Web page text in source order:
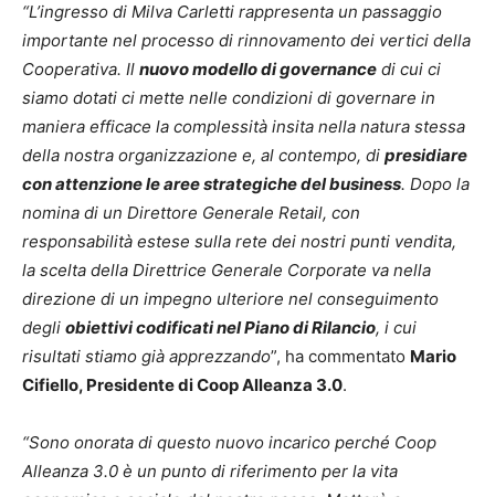
“L’ingresso di Milva Carletti rappresenta un passaggio
importante nel processo di rinnovamento dei vertici della
Cooperativa. Il nuovo modello di governance di cui ci
siamo dotati ci mette nelle condizioni di governare in
maniera efficace la complessità insita nella natura stessa
della nostra organizzazione e, al contempo, di presidiare
con attenzione le aree strategiche del business. Dopo la
nomina di un Direttore Generale Retail, con
responsabilità estese sulla rete dei nostri punti vendita,
la scelta della Direttrice Generale Corporate va nella
direzione di un impegno ulteriore nel conseguimento
degli obiettivi codificati nel Piano di Rilancio, i cui
risultati stiamo già apprezzando”, ha commentato Mario
Cifiello, Presidente di Coop Alleanza 3.0.
“Sono onorata di questo nuovo incarico perché Coop
Alleanza 3.0 è un punto di riferimento per la vita